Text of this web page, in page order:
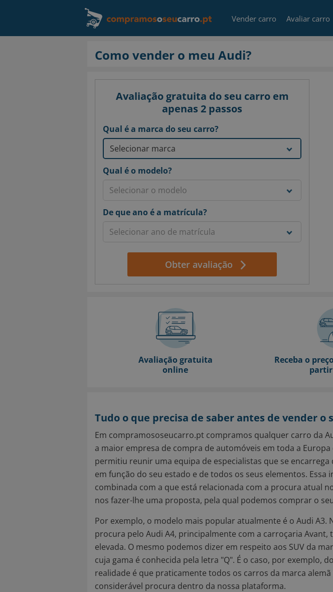
Vender carro Avaliar carro
Como vender o meu Audi?
Avaliação gratuita do seu carro em
apenas 2 passos
Qual é a marca do seu carro?
Qual é o modelo?
De que ano é a matrícula?
Obter avaliação
Avaliação gratuita
online
Receba o
partir
Tudo o que precisa de saber antes de vender o
Em compramososeucarro.pt compramos qualquer carro da
a maior empresa de compra de automóveis em toda a
permitiu reunir uma equipa de especialistas que se encarrega
em função do seu estado e de todos os seus elementos. Essa
combinada com a que está relacionada com a procura atual
nos fazer-lhe uma proposta, pela qual podemos comprar o
Por exemplo, o modelo mais popular atualmente é o Audi A3.
procura pelo Audi A4, principalmente com a carroçaria Avant,
elevada. O mesmo podemos dizer em respeito aos SUV da
cuja gama é conhecida pela letra "Q". É o caso, por exemplo,
realidade é que praticamente todos os carros da marca
considerável procura dentro da nossa plataforma.